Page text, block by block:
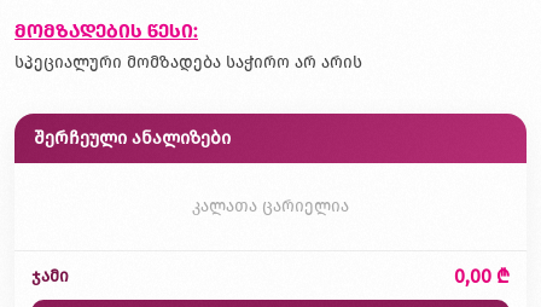
მომზადების წესი:
სპეციალური მომზადება საჭირო არ არის
შერჩეული ანალიზები
კალათა ცარიელია
ჯამი 0,00 ₾